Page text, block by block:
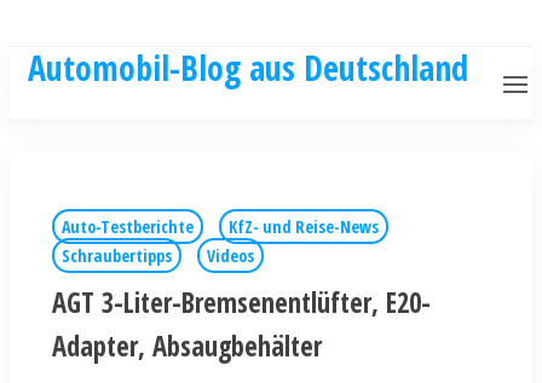
Automobil-Blog aus Deutschland
Auto-Testberichte
KfZ- und Reise-News
Schraubertipps
Videos
AGT 3-Liter-Bremsenentlüfter, E20-
Adapter, Absaugbehälter